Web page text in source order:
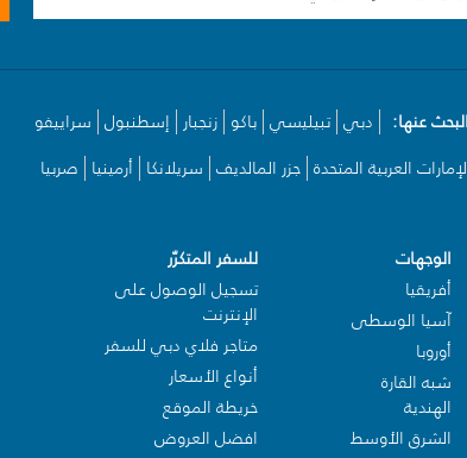
عنها: دبي تبيليسي باكو زنجبار إسطنبول سراييفو
العربية المتحدة جزر المالديف سريلانكا أرمينيا صربيا
الوجهات
أفريقيا
آسيا الوسطى
أوروبا
شبه القارة
الهندية
الشرق الأوسط
للسفر المتكرّر
تسجيل الوصول على
الإنترنت
متاجر فلاي دبي للسفر
أنواع الأسعار
خريطة الموقع
افضل العروض